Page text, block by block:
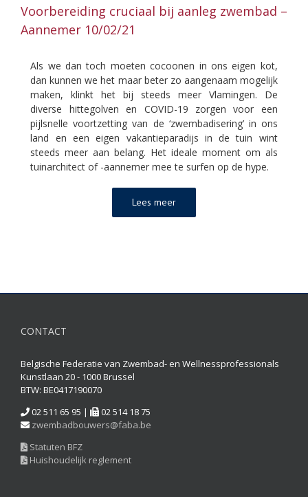
Voorbereiding cruciaal bij aanleg zwembad –
Aannemer 10/02/21
Als we dan toch moeten cocoonen in ons eigen kot,
dan kunnen we het maar beter zo aangenaam mogelijk
maken, klinkt het bij steeds meer Vlamingen. De
diverse hittegolven en COVID-19 zorgen voor een
pijlsnelle voortzetting van de ‘zwembadisering’ in ons
land en een eigen vakantieparadijs in de tuin wint
steeds meer aan belang. Het ideale moment om als
tuinarchitect of -aannemer mee te surfen op de hype.
Lees meer
CONTACT
Belgische Federatie van Zwembad- en Wellnessprofessionals
Kunstlaan 20 - 1000 Brussel
BTW: BE0417190070
02 511 65 95 |
02 514 18 75
zwembadbouwers@faba.be
Statuten BFZ
Huishoudelijk reglement